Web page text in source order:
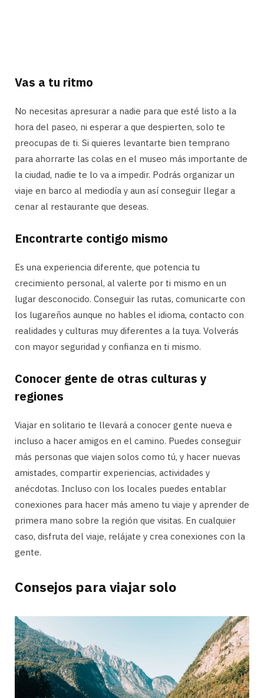
Vas a tu ritmo
No necesitas apresurar a nadie para que esté listo a la
hora del paseo, ni esperar a que despierten, solo te
preocupas de ti. Si quieres levantarte bien temprano
para ahorrarte las colas en el museo más importante de
la ciudad, nadie te lo va a impedir. Podrás organizar un
viaje en barco al mediodía y aun así conseguir llegar a
cenar al restaurante que deseas.
Encontrarte contigo mismo
Es una experiencia diferente, que potencia tu
crecimiento personal, al valerte por ti mismo en un
lugar desconocido. Conseguir las rutas, comunicarte con
los lugareños aunque no hables el idioma, contacto con
realidades y culturas muy diferentes a la tuya. Volverás
con mayor seguridad y confianza en ti mismo.
Conocer gente de otras culturas y
regiones
Viajar en solitario te llevará a conocer gente nueva e
incluso a hacer amigos en el camino. Puedes conseguir
más personas que viajen solos como tú, y hacer nuevas
amistades, compartir experiencias, actividades y
anécdotas. Incluso con los locales puedes entablar
conexiones para hacer más ameno tu viaje y aprender de
primera mano sobre la región que visitas. En cualquier
caso, disfruta del viaje, relájate y crea conexiones con la
gente.
Consejos para viajar solo